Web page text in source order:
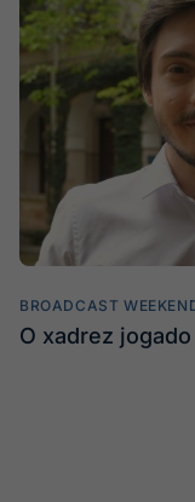
Soluções de
Tecnologia
BROADCAST
O xadrez